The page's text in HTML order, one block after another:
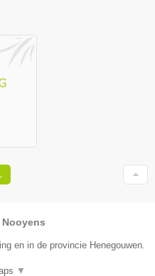
en in de provincie Henegouwen.
▼